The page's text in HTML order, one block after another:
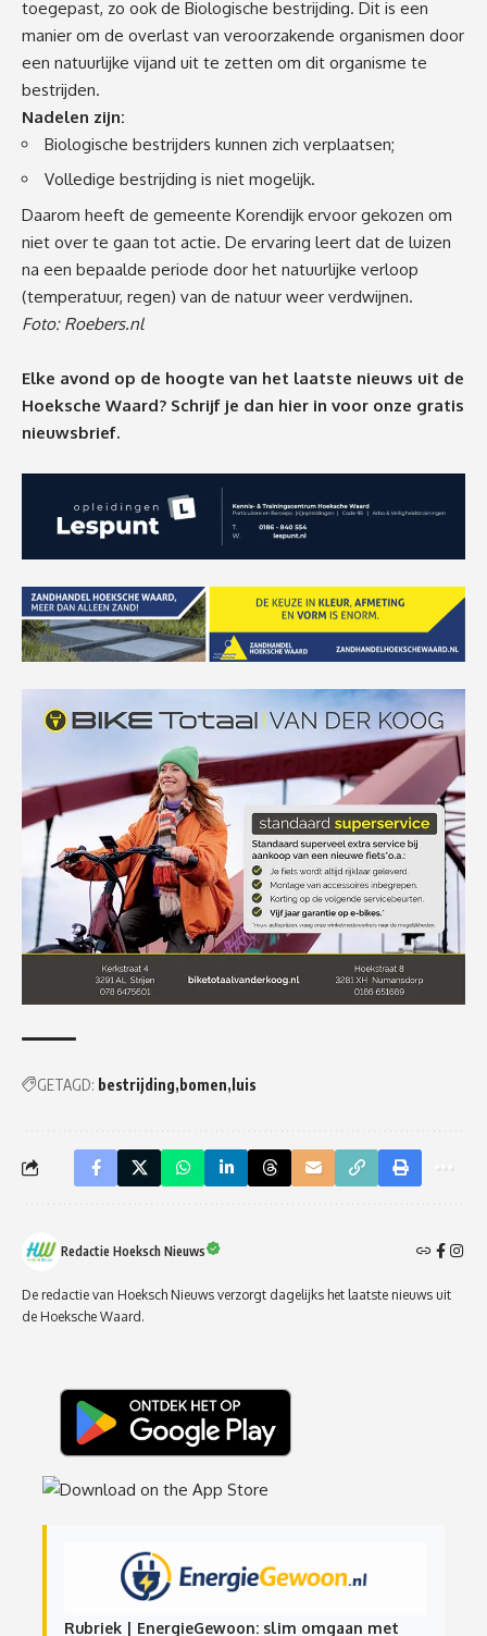
toegepast, zo ook de Biologische bestrijding. Dit is een
manier om de overlast van veroorzakende organismen door
een natuurlijke vijand uit te zetten om dit organisme te
bestrijden.
Nadelen zijn:
Biologische bestrijders kunnen zich verplaatsen;
Volledige bestrijding is niet mogelijk.
Daarom heeft de gemeente Korendijk ervoor gekozen om
niet over te gaan tot actie. De ervaring leert dat de luizen
na een bepaalde periode door het natuurlijke verloop
(temperatuur, regen) van de natuur weer verdwijnen.
Foto: Roebers.nl
Elke avond op de hoogte van het laatste nieuws uit de
Hoeksche Waard? Schrijf je dan hier in voor onze gratis
nieuwsbrief.
GETAGD: bestrijding bomen luis
Redactie Hoeksch Nieuws
De redactie van Hoeksch Nieuws verzorgt dagelijks het laatste nieuws uit
de Hoeksche Waard.
Rubriek | EnergieGewoon: slim omgaan met